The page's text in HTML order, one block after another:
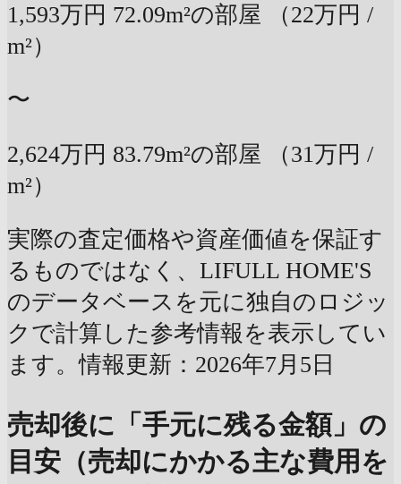
1,593万円 72.09m²の部屋
（22万円 /
m²）
〜
2,624万円 83.79m²の部屋
（31万円 /
m²）
実際の査定価格や資産価値を保証す
るものではなく、LIFULL HOME'S
のデータベースを元に独自のロジッ
クで計算した参考情報を表示してい
ます。情報更新：2026年7月5日
売却後に「手元に残る金額」の
目安（売却にかかる主な費用を